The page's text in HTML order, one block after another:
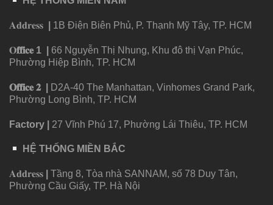
𝐀𝐝𝐝𝐫𝐞𝐬𝐬 1B Điện Biên Phủ, P. Thạnh Mỹ Tây, TP. HCM
𝐎𝐟𝐟𝐢𝐜𝐞1
66 Nguyễn Thị Nhung, Khu đô thị Vạn Phúc,
Phường Hiệp Bình, TP. HCM
𝐎𝐟𝐟𝐢𝐜𝐞 𝟐
D2A-40 The Manhattan, Vinhomes Grand Park,
Phường Long Bình, TP. HCM
Factory 27 Vĩnh Phú 17, Phường Lái Thiêu, TP. HCM
HỆ THỐNG MIỀN BẮC
𝐀𝐝𝐝𝐫𝐞𝐬𝐬
Tầng 8, Tòa nhà SANNAM, số 78 Duy Tân,
Phường Cầu Giấy, TP. Hà Nội